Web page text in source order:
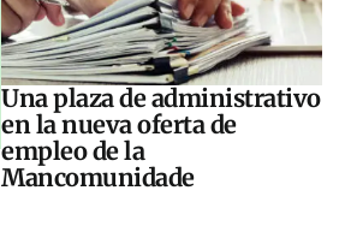
Una plaza de administrativo
en la nueva oferta de
empleo de la
Mancomunidade